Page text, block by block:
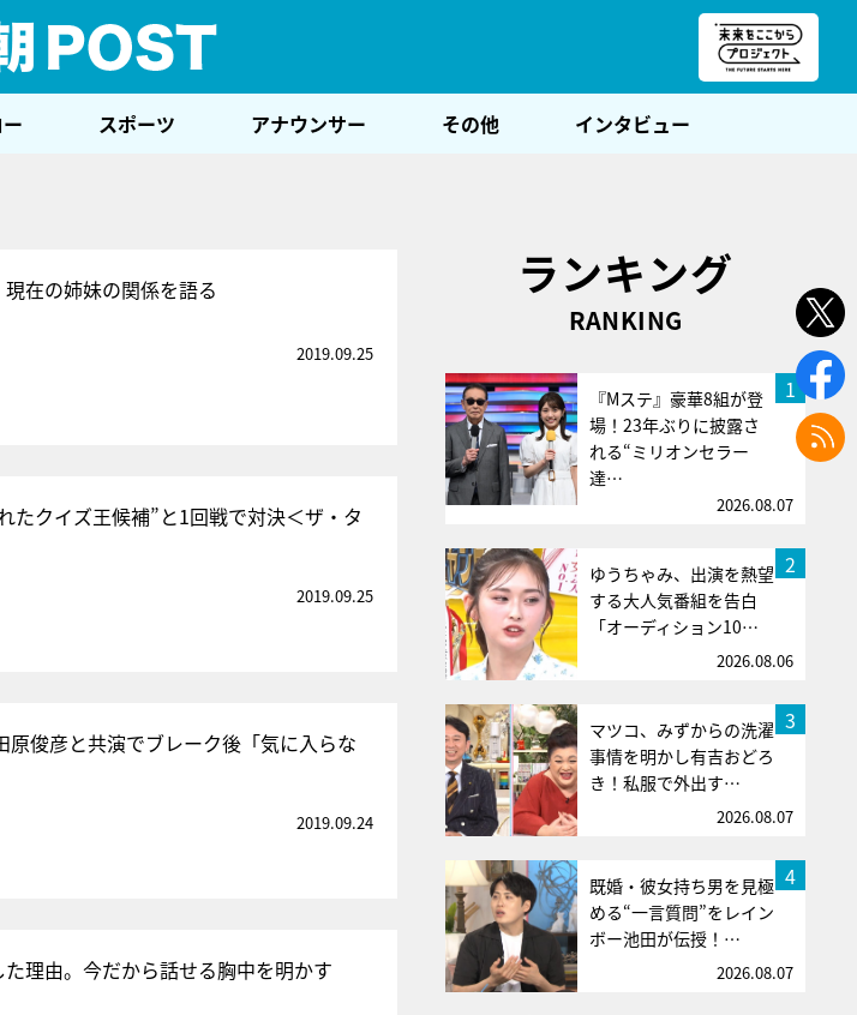
スポーツ アナウンサー その他 インタビュー
在の姉妹の関係を語る
2019.09.25
たクイズ王候補”と1回戦で対決＜ザ・タ
2019.09.25
俊彦と共演でブレーク後「気に入らな
2019.09.24
理由。今だから話せる胸中を明かす
ランキング
RANKING
1
『Mステ』豪華8組が登
場！23年ぶりに披露さ
れる“ミリオンセラー
達…
2026.08.07
2
ゆうちゃみ、出演を熱望
する大人気番組を告白
「オーディション10…
2026.08.06
3
マツコ、みずからの洗濯
事情を明かし有吉おどろ
き！私服で外出す…
2026.08.07
4
既婚・彼女持ち男を見極
める“一言質問”をレイン
ボー池田が伝授！…
2026.08.07